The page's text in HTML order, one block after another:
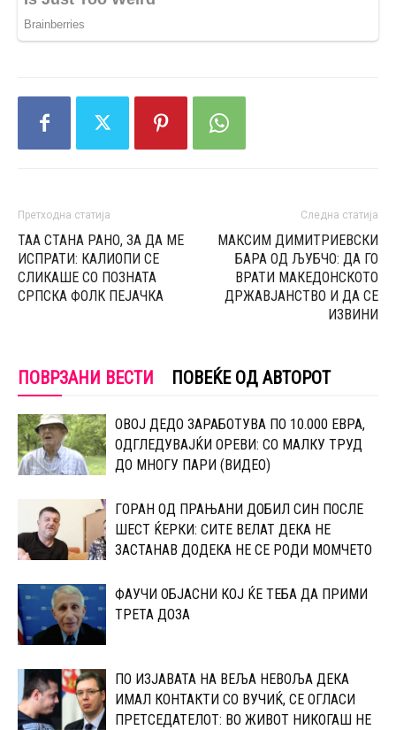
Претходна статија
ТАА СТАНА РАНО, ЗА ДА МЕ
ИСПРАТИ: КАЛИОПИ СЕ
СЛИКАШЕ СО ПОЗНАТА
СРПСКА ФОЛК ПЕЈАЧКА
Следна статија
МАКСИМ ДИМИТРИЕВСКИ
БАРА ОД ЉУБЧО: ДА ГО
ВРАТИ МАКЕДОНСКОТО
ДРЖАВЈАНСТВО И ДА СЕ
ИЗВИНИ
ПОВРЗАНИ ВЕСТИ ПОВЕЌЕ ОД АВТОРОТ
OВОЈ ДЕДО ЗАРАБОТУВА ПО 10.000 ЕВРА,
ОДГЛЕДУВАЈЌИ ОРЕВИ: CО МАЛКУ ТРУД
ДО МНОГУ ПАРИ (ВИДЕО)
ГOРАН ОД ПРАЊАНИ ДОБИЛ СИН ПОСЛЕ
ШЕСТ ЌЕРКИ: СИТЕ ВЕЛАТ ДЕКА НЕ
ЗАСТАНАВ ДОДЕКА НЕ СЕ РОДИ МОМЧЕТО
ФАУЧИ ОБЈАСНИ КОЈ ЌЕ ТЕБА ДА ПРИМИ
ТРЕТА ДОЗА
ПО ИЗЈАВАТА НА ВЕЉА НЕВОЉА ДЕКА
ИМАЛ КОНТАКТИ СО ВУЧИЌ, СЕ ОГЛАСИ
ПРЕТСЕДАТЕЛОТ: ВО ЖИВОТ НИКОГАШ НЕ